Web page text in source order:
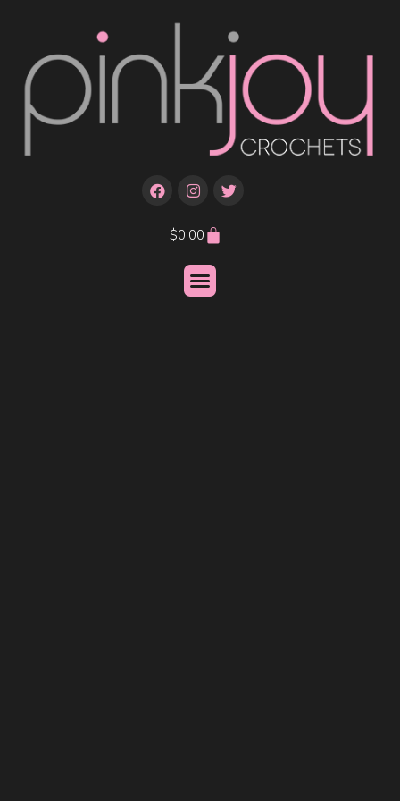
$0.00